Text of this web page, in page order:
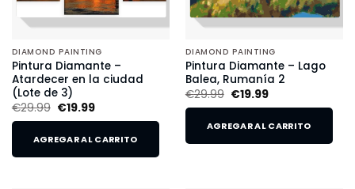
DIAMOND PAINTING
Pintura Diamante –
Atardecer en la ciudad
(Lote de 3)
€29.99 €19.99
AGREGAR AL CARRITO
DIAMOND PAINTING
Pintura Diamante – Lago
Balea, Rumanía 2
€29.99 €19.99
AGREGAR AL CARRITO